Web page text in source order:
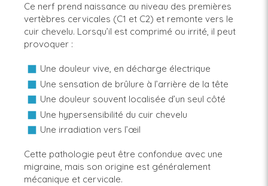
Ce nerf prend naissance au niveau des premières
vertèbres cervicales (C1 et C2) et remonte vers le
cuir chevelu. Lorsqu’il est comprimé ou irrité, il peut
provoquer :
Une douleur vive, en décharge électrique
Une sensation de brûlure à l’arrière de la tête
Une douleur souvent localisée d’un seul côté
Une hypersensibilité du cuir chevelu
Une irradiation vers l’œil
Cette pathologie peut être confondue avec une
migraine, mais son origine est généralement
mécanique et cervicale.